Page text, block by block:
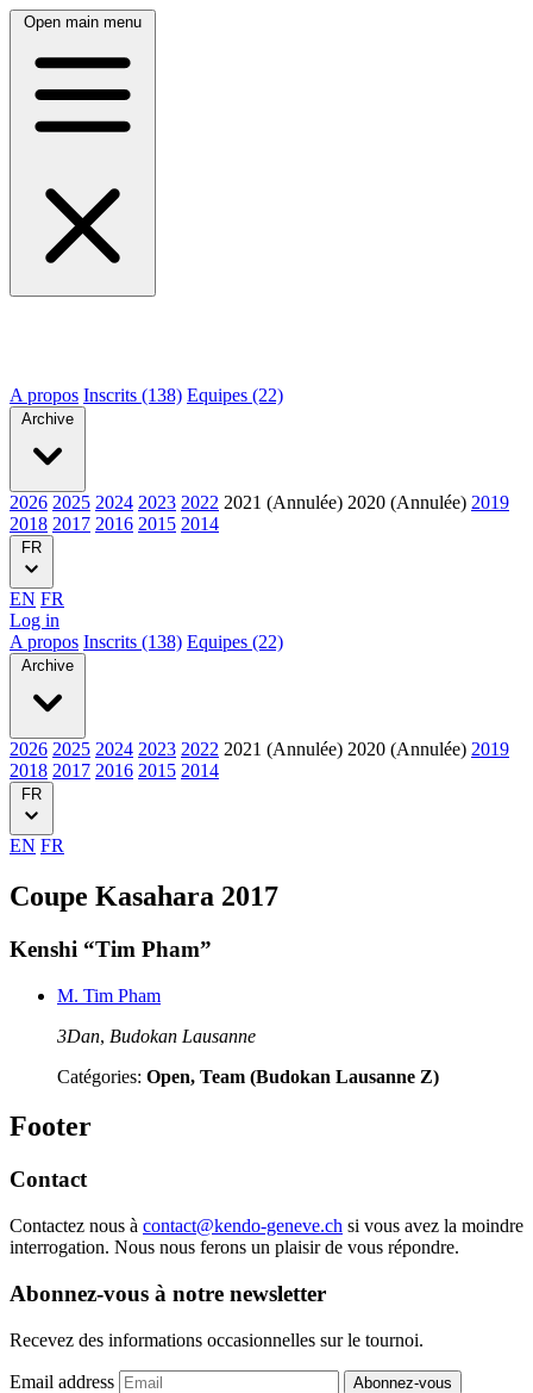
Open main menu
A propos Inscrits (138) Equipes (22)
Archive
2026 2025 2024 2023 2022 2021 (Annulée) 2020 (Annulée) 2019
2018 2017 2016 2015 2014
FR
EN FR
Log in
A propos Inscrits (138) Equipes (22)
Archive
2026 2025 2024 2023 2022 2021 (Annulée) 2020 (Annulée) 2019
2018 2017 2016 2015 2014
FR
EN FR
Coupe Kasahara 2017
Kenshi “Tim Pham”
M. Tim Pham
3Dan, Budokan Lausanne
Catégories: Open, Team (Budokan Lausanne Z)
Footer
Contact
Contactez nous à contact@kendo-geneve.ch si vous avez la moindre
interrogation. Nous nous ferons un plaisir de vous répondre.
Abonnez-vous à notre newsletter
Recevez des informations occasionnelles sur le tournoi.
Email address Abonnez-vous